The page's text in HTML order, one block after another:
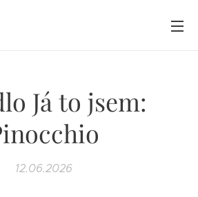
Já to jsem:
12.06.2026